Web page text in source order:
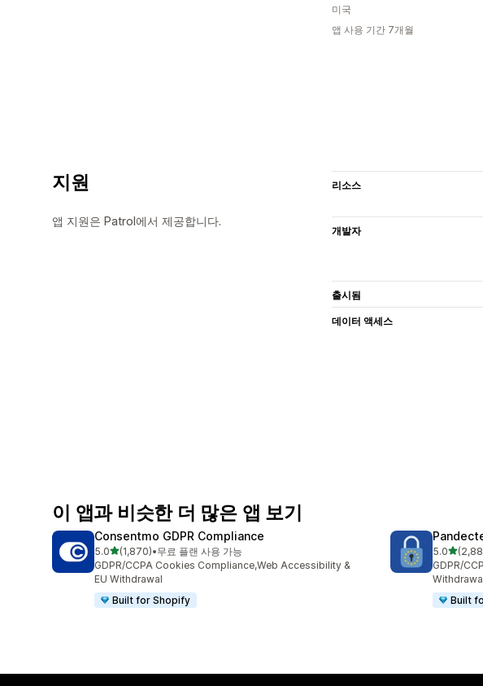
미국
앱 사용 기간 7개월
지원
앱 지원은 Patrol에서 제공합니다.
리소스
개발자
출시됨
데이터 액세스
이 앱과 비슷한 더 많은 앱 보기
Consentmo GDPR Compliance
5.0별 5개 중
(1,870)
총 리뷰 1870개
•무료 플랜 사용 가능
GDPR/CCPA Cookies Compliance,Web Accessibility &
EU Withdrawal
Built for Shopify
5.0별 5개
총 리뷰
GDPR/
Built